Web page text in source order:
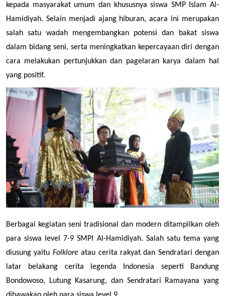
kepada masyarakat umum dan khususnya siswa SMP Islam Al-
Hamidiyah. Selain menjadi ajang hiburan, acara ini merupakan
salah satu wadah mengembangkan potensi dan bakat siswa
dalam bidang seni, serta meningkatkan kepercayaan diri dengan
cara melakukan pertunjukkan dan pagelaran karya dalam hal
yang positif.
Berbagai kegiatan seni tradisional dan modern ditampilkan oleh
para siswa level 7-9 SMPI Al-Hamidiyah. Salah satu tema yang
diusung yaitu Folklore atau cerita rakyat dan Sendratari dengan
latar belakang cerita legenda Indonesia seperti Bandung
Bondowoso, Lutung Kasarung, dan Sendratari Ramayana yang